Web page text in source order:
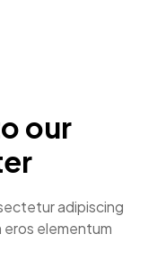
our
adipiscing
eros elementum